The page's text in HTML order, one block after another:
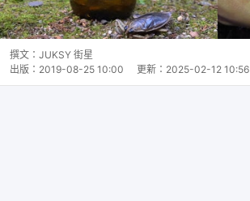
撰文： JUKSY 街星
出版： 2019-08-25 10:00 更新： 2025-02-12 10:56